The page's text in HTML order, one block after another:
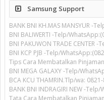
Samsung Support
BANK BNI KH.MAS MANSYUR -
BNI BALIWERTI -Telp/
BNI PAKUWON TRADE CENTER
BNI KCP PJB -Telp/
Tips Cara Membatalkan
BNI MEGA GALAXY -Telp/
BCA KCU THAMRIN.Tlp/wa:
BANK BNI INDRAGIRI NEW -
Tata Cara Membatalkan